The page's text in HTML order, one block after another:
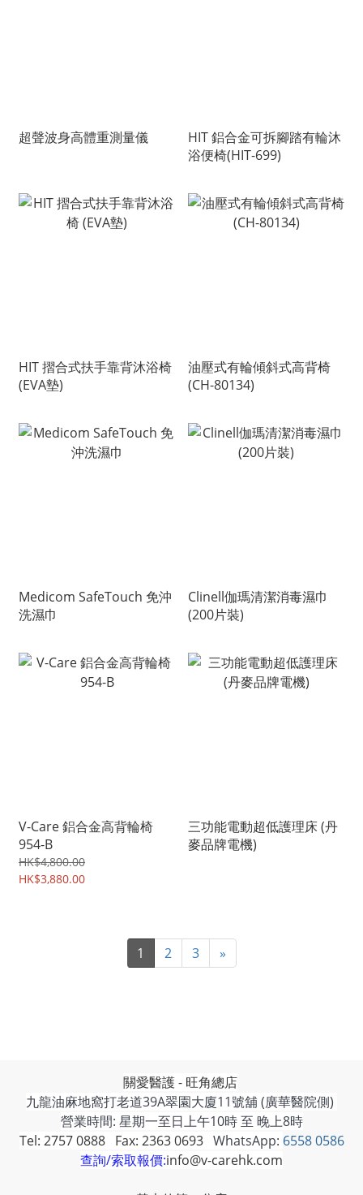
超聲波身高體重測量儀
HIT 鋁合金可拆腳踏有輪沐
浴便椅(HIT-699)
HIT 摺合式扶手靠背沐浴椅
(EVA墊)
油壓式有輪傾斜式高背椅
(CH-80134)
Medicom SafeTouch 免沖
洗濕巾
Clinell伽瑪清潔消毒濕巾
(200片裝)
V-Care 鋁合金高背輪椅
954-B
HK$4,800.00
HK$3,880.00
三功能電動超低護理床 (丹
麥品牌電機)
1 2 3 »
關愛醫護 - 旺角總店
九龍油麻地窩打老道39A翠園大廈11號舖 (廣華醫院側)
營業時間: 星期一至日上午10時 至 晚上8時
Tel: 2757 0888 Fax: 2363 0693WhatsApp: 6558 0586
查詢/索取報價:info@v-carehk.com